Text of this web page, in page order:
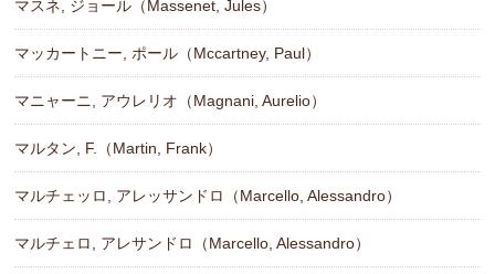
マスネ, ジョール（Massenet, Jules）
マッカートニー, ポール（Mccartney, Paul）
マニャーニ, アウレリオ（Magnani, Aurelio）
マルタン, F.（Martin, Frank）
マルチェッロ, アレッサンドロ（Marcello, Alessandro）
マルチェロ, アレサンドロ（Marcello, Alessandro）